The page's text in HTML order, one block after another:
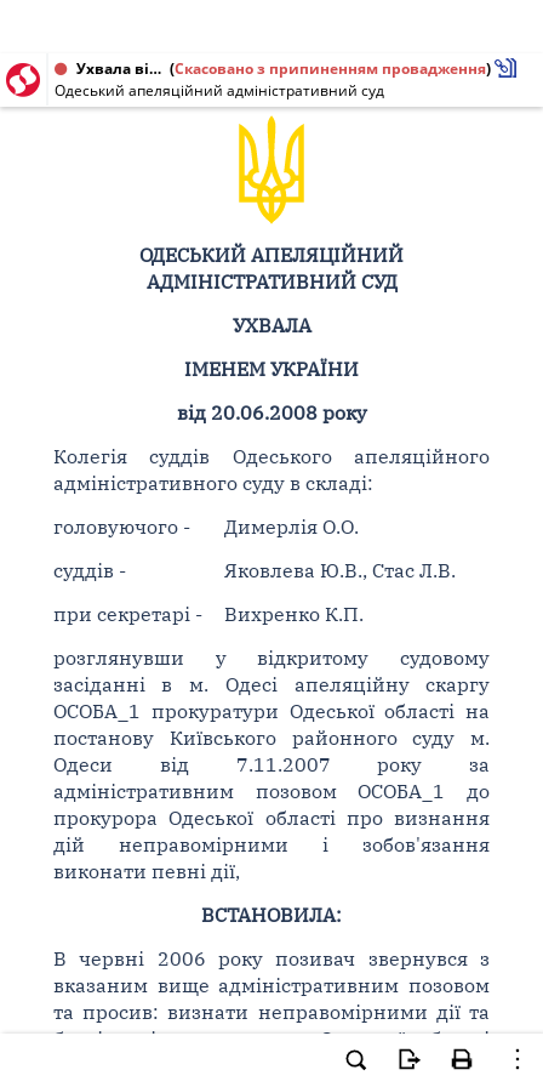
Ухвала від 20.06.2008 № 22а-2576/08 (Скасовано з припиненням провадження)
Одеський апеляційний адміністративний суд
ОДЕСЬКИЙ АПЕЛЯЦІЙНИЙ
АДМІНІСТРАТИВНИЙ СУД
УХВАЛА
ІМЕНЕМ УКРАЇНИ
від 20.06.2008 року
Колегія суддів Одеського апеляційного
адміністративного суду в складі:
головуючого -
Димерлія О.О.
суддів -
Яковлева Ю.В., Стас Л.В.
при секретарі -
Вихренко К.П.
розглянувши у відкритому судовому
засіданні в м. Одесі апеляційну скаргу
ОСОБА_1 прокуратури Одеської області на
постанову Київського районного суду м.
Одеси від 7.11.2007 року за
адміністративним позовом ОСОБА_1 до
прокурора Одеської області про визнання
дій неправомірними і зобов'язання
виконати певні дії,
ВСТАНОВИЛА:
В червні 2006 року позивач звернувся з
вказаним вище адміністративним позовом
та просив: визнати неправомірними дії та
бездіяльність прокурора Одеської області
ОСОБА_2.; зобов'язати прокурора Одеської